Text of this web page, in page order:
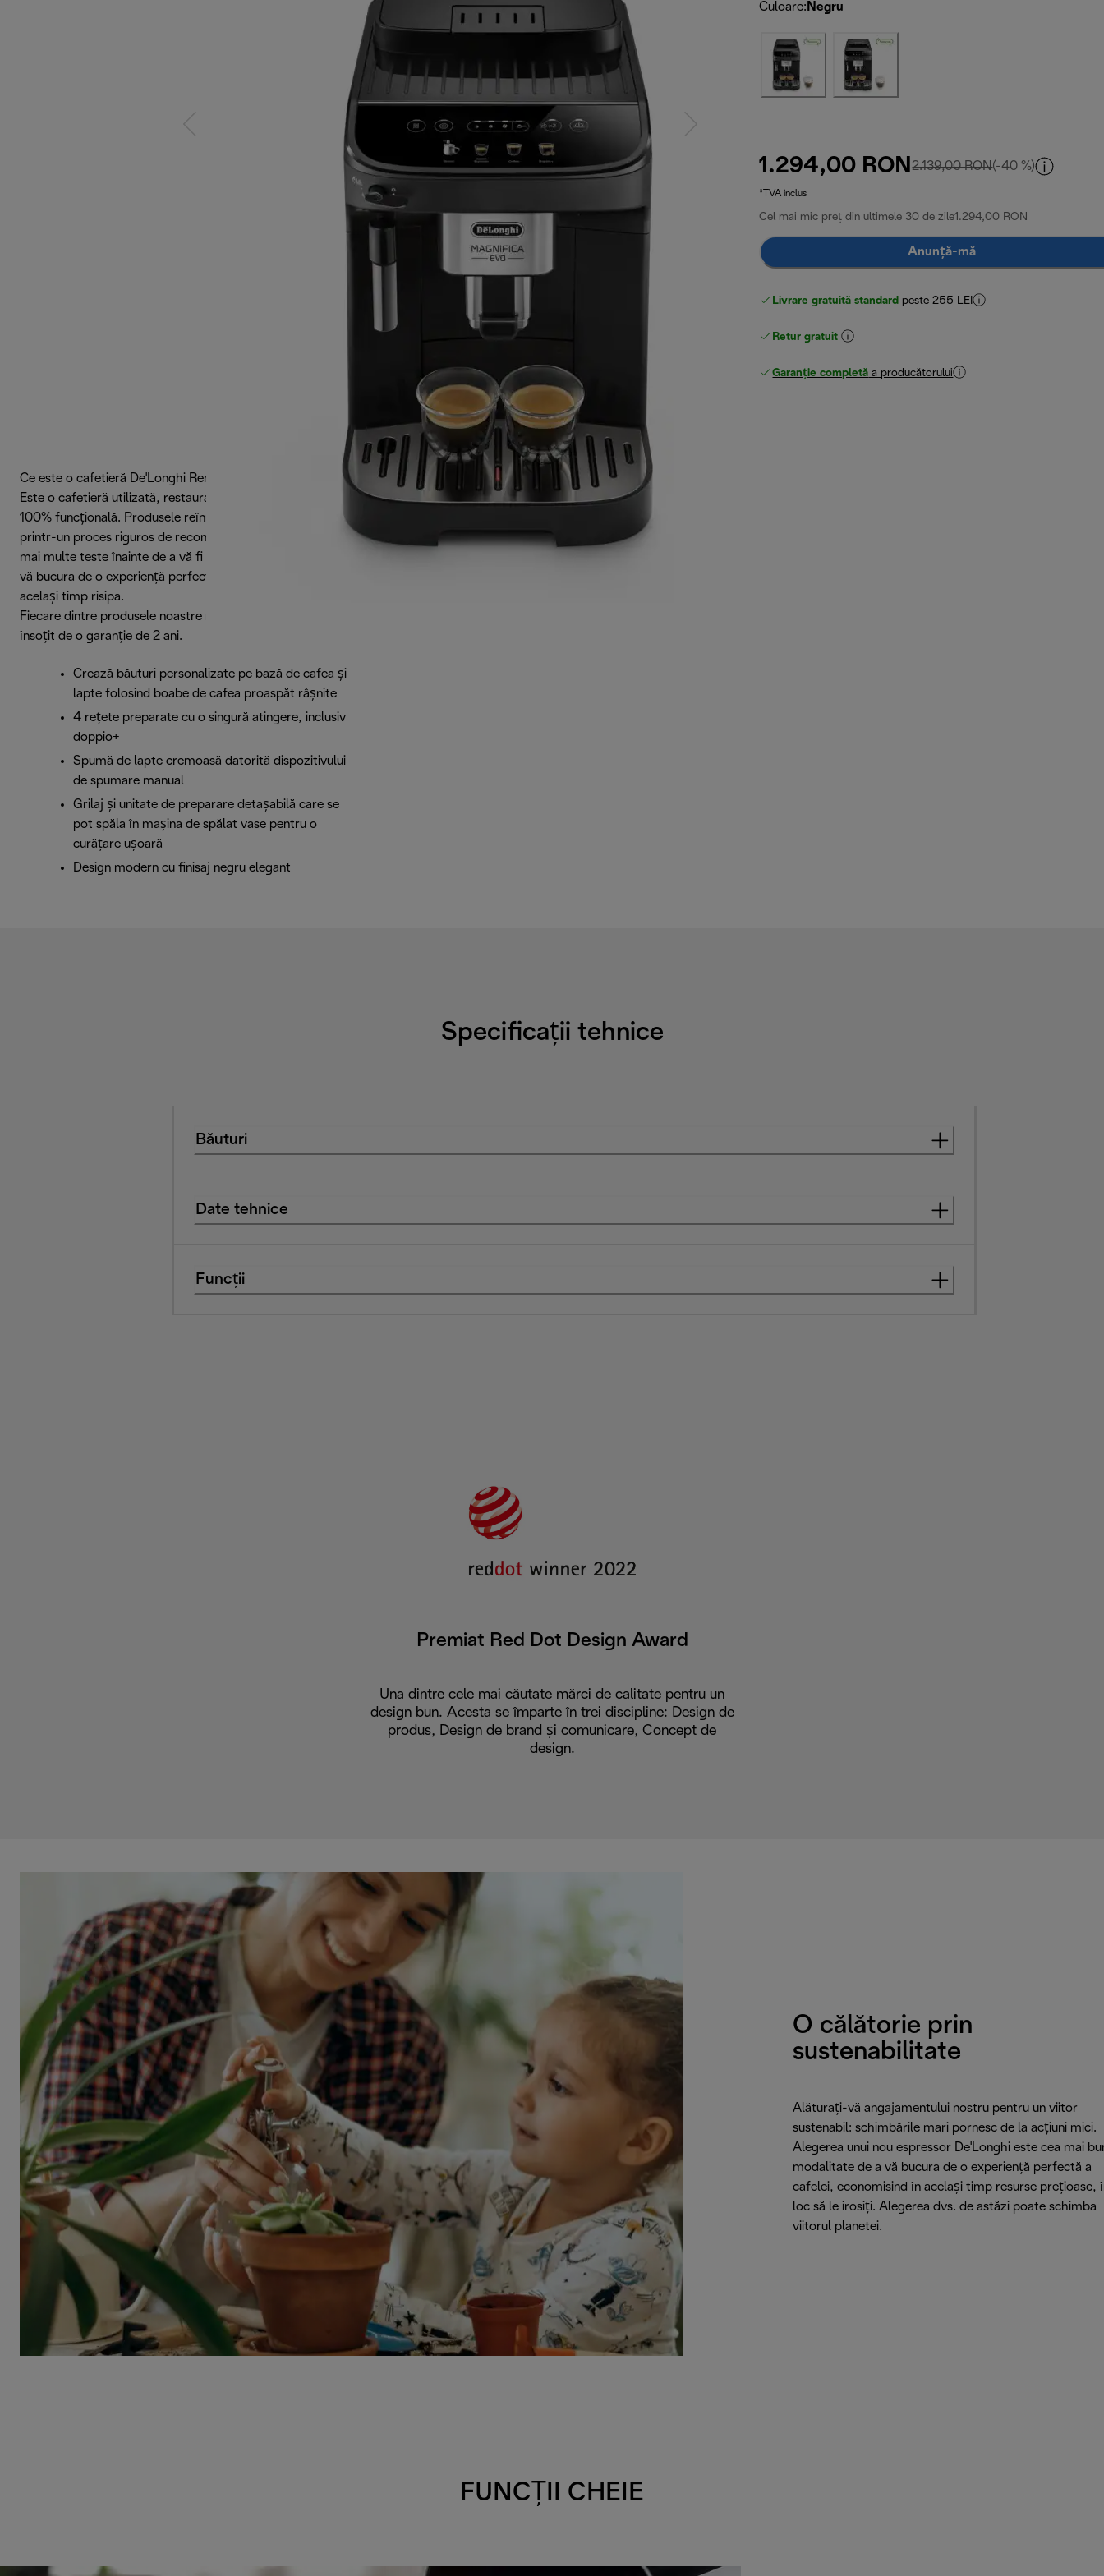
Culoare: Negru
1.294,00 RON2.139,00 RONpreț inițial 2.139,00
(-40 %)
*TVA inclus
Cel mai mic preț din ultimele 30 de zile1.294,00 RON
Anunță-mă
Livrare gratuită standard peste 255 LEI
Retur gratuit
Garanție completă a producătorului
Ce este o cafetieră De'Longhi Renova?
Este o cafetieră utilizată, restaurată într-o stare ca nouă și
100% funcțională. Produsele reînnoite De’Longhi trec
printr-un proces riguros de recondiționare, care include
mai multe teste înainte de a vă fi livrate. Modul ideal de a
vă bucura de o experiență perfectă a cafelei, reducând în
același timp risipa.
Fiecare dintre produsele noastre recondiționate este
însoțit de o garanție de 2 ani.
Crează băuturi personalizate pe bază de cafea și
lapte folosind boabe de cafea proaspăt râșnite
4 rețete preparate cu o singură atingere, inclusiv
doppio+
Spumă de lapte cremoasă datorită dispozitivului
de spumare manual
Grilaj și unitate de preparare detașabilă care se
pot spăla în mașina de spălat vase pentru o
curățare ușoară
Design modern cu finisaj negru elegant
Specificații tehnice
Băuturi
Date tehnice
Funcții
Premiat Red Dot Design Award
Una dintre cele mai căutate mărci de calitate pentru un
design bun. Acesta se împarte în trei discipline: Design de
produs, Design de brand și comunicare, Concept de
design.
O călătorie prin
sustenabilitate
Alăturați-vă angajamentului nostru pentru un viitor
sustenabil: schimbările mari pornesc de la acțiuni mici.
Alegerea unui nou espressor De'Longhi este cea mai
modalitate de a vă bucura de o experiență perfectă a
cafelei, economisind în același timp resurse prețioase,
loc să le irosiți. Alegerea dvs. de astăzi poate schimba
viitorul planetei.
FUNCȚII CHEIE